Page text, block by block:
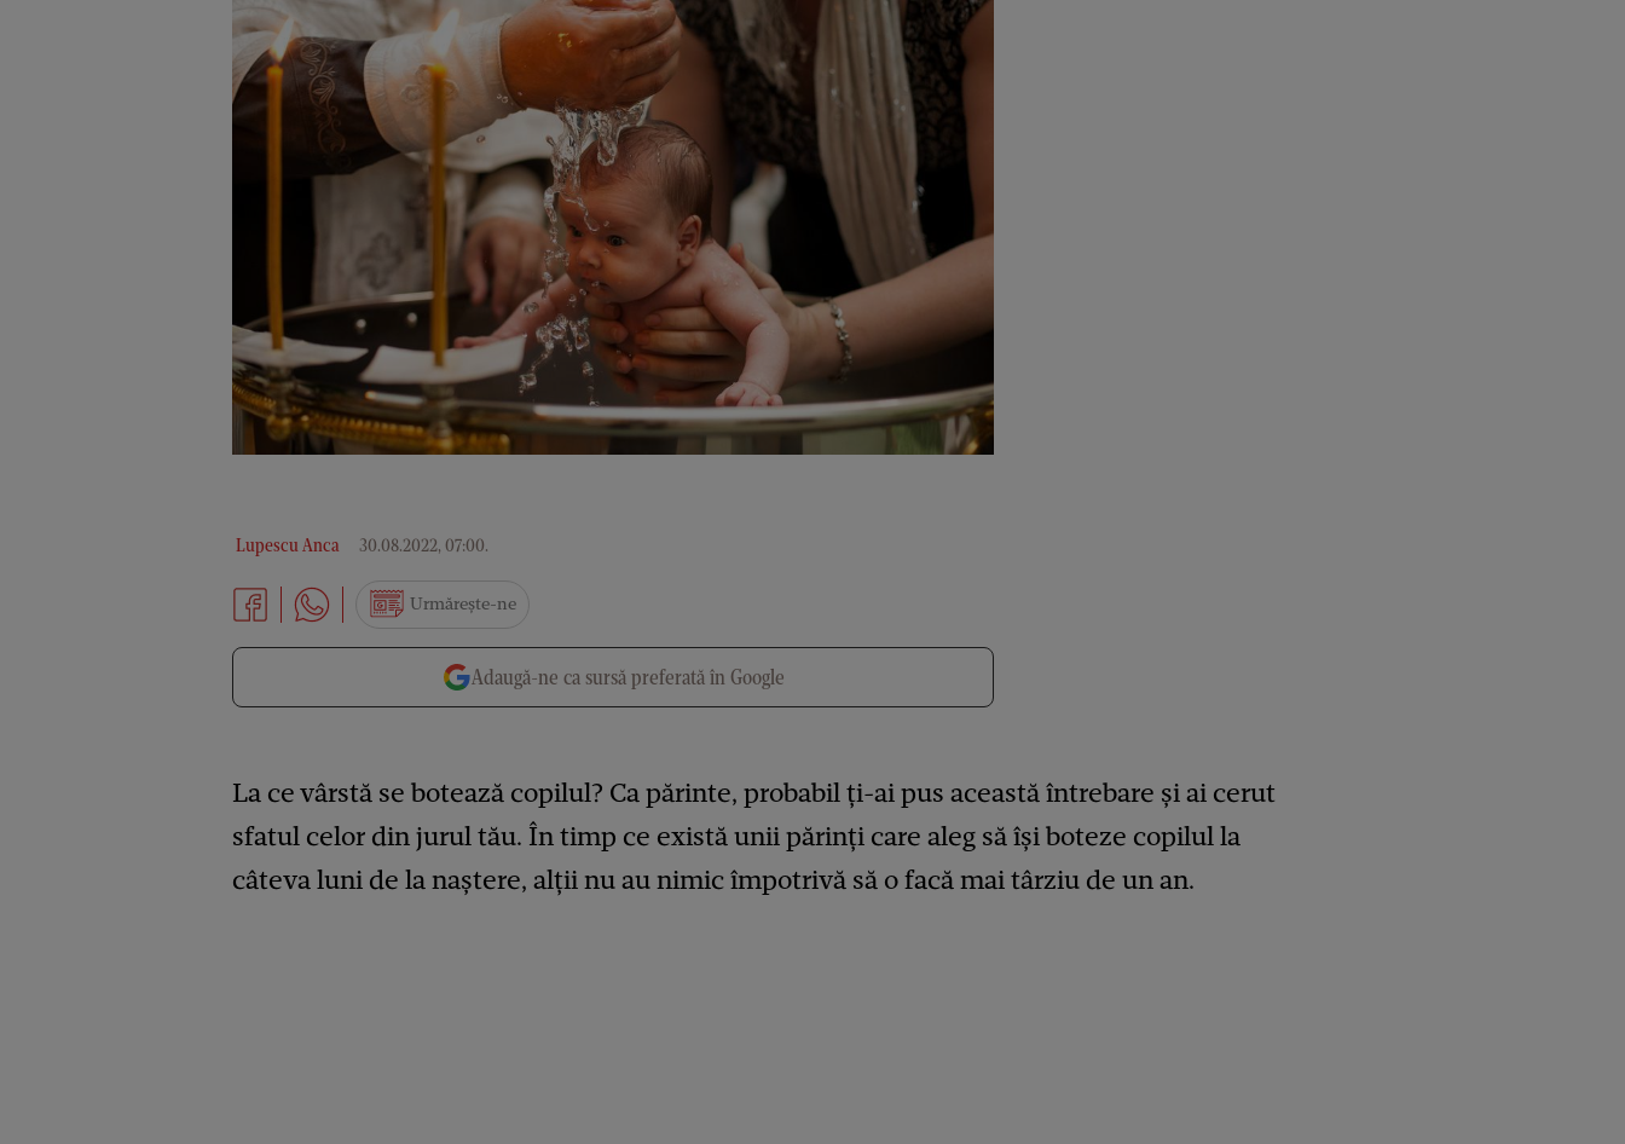
Lupescu Anca 30.08.2022, 07:00.
Urmărește-ne
Adaugă-ne ca sursă preferată în Google
La ce vârstă se botează copilul? Ca părinte, probabil ți-ai pus această întrebare și ai cerut
sfatul celor din jurul tău. În timp ce există unii părinți care aleg să își boteze copilul la
câteva luni de la naștere, alții nu au nimic împotrivă să o facă mai târziu de un an.